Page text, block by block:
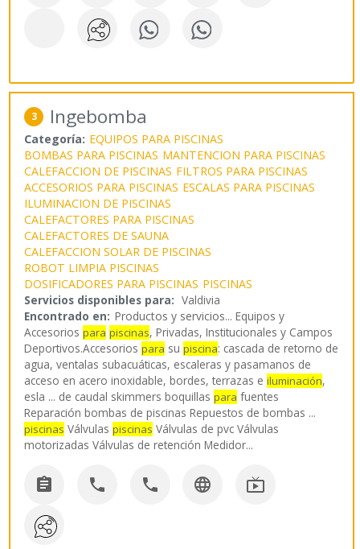
3 Ingebomba
Categoría: EQUIPOS PARA PISCINAS
BOMBAS PARA PISCINAS MANTENCION PARA PISCINAS
CALEFACCION DE PISCINAS FILTROS PARA PISCINAS
ACCESORIOS PARA PISCINAS ESCALAS PARA PISCINAS
ILUMINACION DE PISCINAS
CALEFACTORES PARA PISCINAS
CALEFACTORES DE SAUNA
CALEFACCION SOLAR DE PISCINAS
ROBOT LIMPIA PISCINAS
DOSIFICADORES PARA PISCINAS PISCINAS
Servicios disponibles para: Valdivia
Encontrado en: Productos y servicios...Equipos y
Accesoriospara piscinas, Privadas, Institucionales y Campos
Deportivos.Accesoriospara supiscina: cascada de retorno de
agua, ventalas subacuáticas, escaleras y pasamanos de
acceso en acero inoxidable, bordes, terrazas eiluminación,
esla ... de caudal skimmers boquillaspara fuentes
Reparación bombas de piscinas Repuestos de bombas ...
piscinas Válvulaspiscinas Válvulas de pvc Válvulas
motorizadas Válvulas de retención Medidor...
    